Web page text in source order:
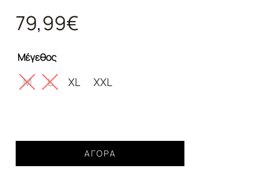
79,99€
Μέγεθος
M L XL XXL
ΑΓΟΡΆ